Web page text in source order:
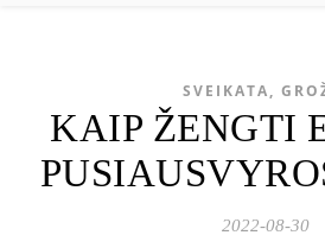
SVEIKATA,
KAIP ŽENGTI
2022-08-30